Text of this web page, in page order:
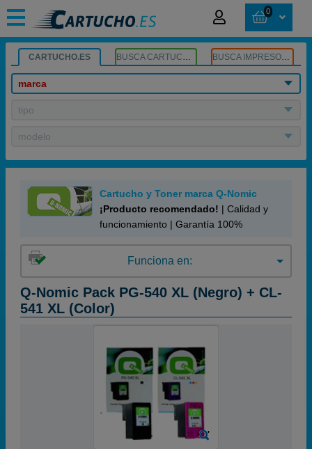
0
CARTUCHO.ES BUSCA CARTUCHOS BUSCA IMPRESORA
marca
tipo
modelo
Cartucho y Toner marca Q-Nomic
¡Producto recomendado! | Calidad y
funcionamiento | Garantía 100%
Funciona en:
Q-Nomic Pack PG-540 XL (Negro) + CL-
541 XL (Color)